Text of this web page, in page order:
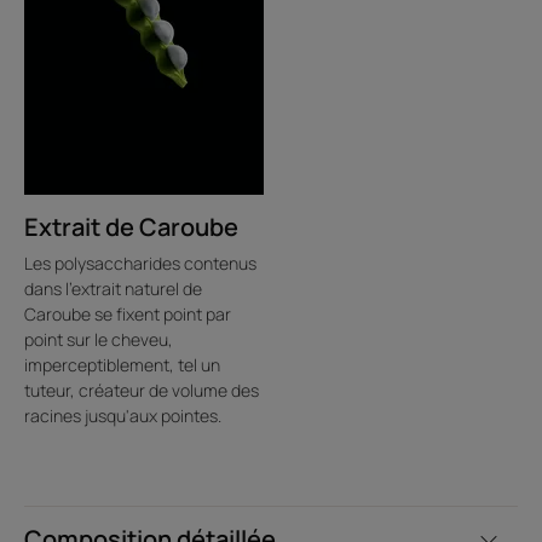
Extrait de Caroube
Les polysaccharides contenus
dans l'extrait naturel de
Caroube se fixent point par
point sur le cheveu,
imperceptiblement, tel un
tuteur, créateur de volume des
racines jusqu'aux pointes.